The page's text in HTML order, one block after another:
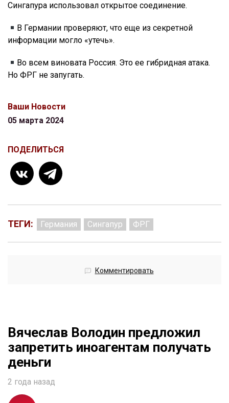
Сингапура использовал открытое соединение.
В Германии проверяют, что еще из секретной
информации могло «утечь».
Во всем виновата Россия. Это ее гибридная атака.
Но ФРГ не запугать.
Ваши Новости
05 марта 2024
ПОДЕЛИТЬСЯ
ТЕГИ: Германия Сингапур ФРГ
Комментировать
Вячеслав Володин предложил
запретить иноагентам получать
деньги
2 года назад